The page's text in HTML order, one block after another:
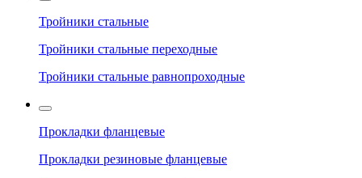
Тройники стальные
Тройники стальные переходные
Тройники стальные равнопроходные
Прокладки фланцевые
Прокладки резиновые фланцевые